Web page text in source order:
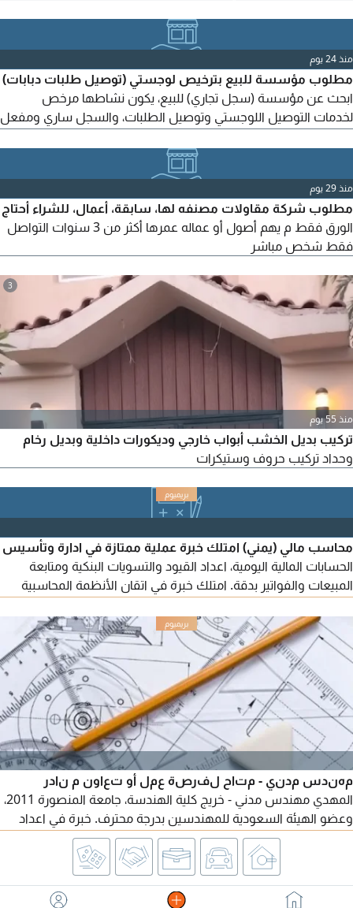
منذ 24 يوم
مطلوب مؤسسة للبيع بترخيص لوجستي (توصيل طلبات دبابات)
ابحث عن مؤسسة (سجل تجاري) للبيع، يكون نشاطها مرخص
لخدمات التوصيل اللوجستي وتوصيل الطلبات، والسجل ساري ومفعل
لوجستي / توصيل طلبات - السجل ساري المفعول وخال من
المخالفات - جاهز للنقل الفوري الجدية فقط، للتواصل الجاد الرجاء
المراسلة مع تفاصيل المؤسسة
منذ 29 يوم
مطلوب شركة مقاولات مصنفه لها، سابقة، أعمال، للشراء أحتاج
الورق فقط م يهم أصول أو عماله عمرها أكثر من 3 سنوات التواصل
فقط شخص مباشر
3
منذ 55 يوم
تركيب بديل الخشب أبواب خارجي وديكورات داخلية وبديل رخام
وحداد تركيب حروف وستيكرات
محاسب مالي (يمني) امتلك خبرة عملية ممتازة في ادارة وتأسيس
الحسابات المالية اليومية، اعداد القيود والتسويات البنكية ومتابعة
المبيعات والفواتير بدقة. امتلك خبرة في اتقان الأنظمة المحاسبية
والسرية التامة. جاهز للعمل فوارا
مهندس مدني - متاح لفرصة عمل أو تعاون م نادر
المهدي مهندس مدني - خريج كلية الهندسة، جامعة المنصورة 2011،
وعضو الهيئة السعودية للمهندسين بدرجة محترف. خبرة في اعداد
وتسعير العروض الفنية والمالية للمشاريع الحكومية والخاصة، وحصر
الكميات واعداد BOQ وتسعير مشاريع الإنشاءات والتشطيبات
والتشغيل والصيانة. خبرة في اعداد وتجهيز المنافسات والتقديم على
منصة اعتماد ومنصة فرص بالاضافة الى اعداد نسبة